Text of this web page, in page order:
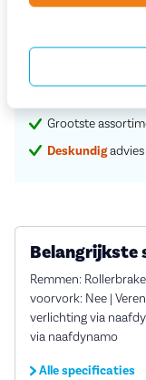
Grootste
Deskundigadvies
Belangrijkste
Remmen:
voorvork: Nee |
verlichting via
via naafdynamo
Alle specificaties